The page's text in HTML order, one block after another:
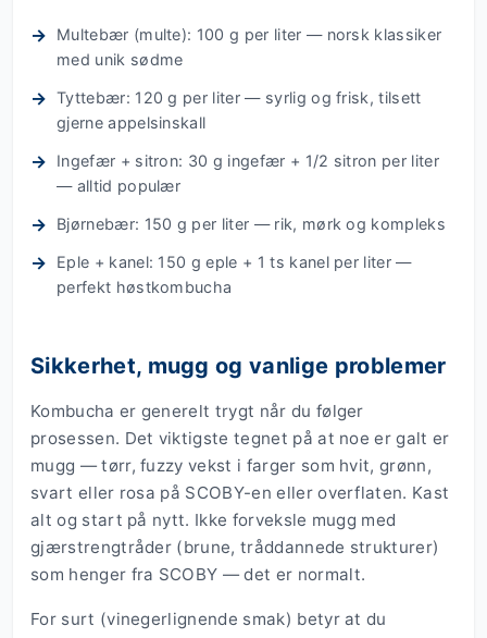
Multebær (multe): 100 g per liter — norsk klassiker
med unik sødme
Tyttebær: 120 g per liter — syrlig og frisk, tilsett
gjerne appelsinskall
Ingefær + sitron: 30 g ingefær + 1/2 sitron per liter
— alltid populær
Bjørnebær: 150 g per liter — rik, mørk og kompleks
Eple + kanel: 150 g eple + 1 ts kanel per liter —
perfekt høstkombucha
Sikkerhet, mugg og vanlige problemer
Kombucha er generelt trygt når du følger
prosessen. Det viktigste tegnet på at noe er galt er
mugg — tørr, fuzzy vekst i farger som hvit, grønn,
svart eller rosa på SCOBY-en eller overflaten. Kast
alt og start på nytt. Ikke forveksle mugg med
gjærstrengtråder (brune, tråddannede strukturer)
som henger fra SCOBY — det er normalt.
For surt (vinegerlignende smak) betyr at du